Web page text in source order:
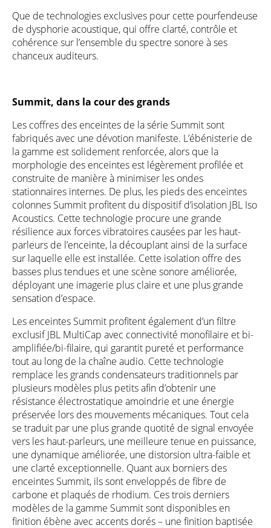
Que de technologies exclusives pour cette pourfendeuse
de dysphorie acoustique, qui offre clarté, contrôle et
cohérence sur l’ensemble du spectre sonore à ses
chanceux auditeurs.
Summit, dans la cour des grands
Les coffres des enceintes de la série Summit sont
fabriqués avec une dévotion manifeste. L’ébénisterie de
la gamme est solidement renforcée, alors que la
morphologie des enceintes est légèrement profilée et
construite de manière à minimiser les ondes
stationnaires internes. De plus, les pieds des enceintes
colonnes Summit profitent du dispositif d’isolation JBL Iso
Acoustics. Cette technologie procure une grande
résilience aux forces vibratoires causées par les haut-
parleurs de l’enceinte, la découplant ainsi de la surface
sur laquelle elle est installée. Cette isolation offre des
basses plus tendues et une scène sonore améliorée,
déployant une imagerie plus claire et une plus grande
sensation d’espace.
Les enceintes Summit profitent également d’un filtre
exclusif JBL MultiCap avec connectivité monofilaire et bi-
amplifiée/bi-filaire, qui garantit pureté et performance
tout au long de la chaîne audio. Cette technologie
remplace les grands condensateurs traditionnels par
plusieurs modèles plus petits afin d’obtenir une
résistance électrostatique amoindrie et une énergie
préservée lors des mouvements mécaniques. Tout cela
se traduit par une plus grande quotité de signal envoyée
vers les haut-parleurs, une meilleure tenue en puissance,
une dynamique améliorée, une distorsion ultra-faible et
une clarté exceptionnelle. Quant aux borniers des
enceintes Summit, ils sont enveloppés de fibre de
carbone et plaqués de rhodium. Ces trois derniers
modèles de la gamme Summit sont disponibles en
finition ébène avec accents dorés – une finition baptisée